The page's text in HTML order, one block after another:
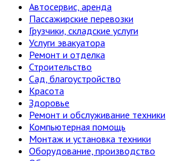
Автосервис, аренда
Пассажирские перевозки
Грузчики, складские услуги
Услуги эвакуатора
Ремонт и отделка
Строительство
Сад, благоустройство
Красота
Здоровье
Ремонт и обслуживание техники
Компьютерная помощь
Монтаж и установка техники
Оборудование, производство